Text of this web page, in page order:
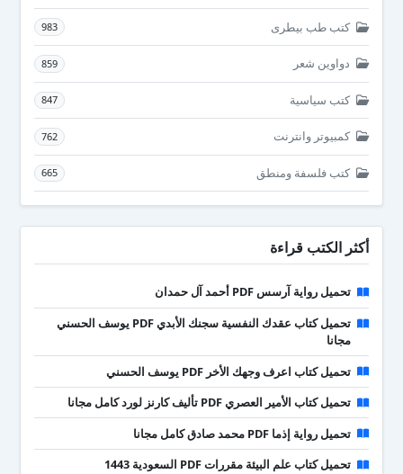
كتب طب بيطرى 983
دواوين شعر 859
كتب سياسية 847
كمبيوتر وانترنت 762
كتب فلسفة ومنطق 665
أكثر الكتب قراءة
تحميل رواية آرسس PDF أحمد آل حمدان
تحميل كتاب عقدك النفسية سجنك الأبدي PDF يوسف الحسني
مجانا
تحميل كتاب اعرف وجهك الأخر PDF يوسف الحسني
تحميل كتاب الأمير العصري PDF تأليف كارنز لورد كامل مجانا
تحميل رواية إذما PDF محمد صادق كامل مجانا
تحميل كتاب علم البيئة مقررات PDF السعودية 1443